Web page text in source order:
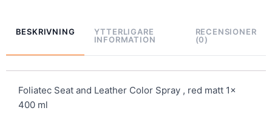
BESKRIVNING
YTTERLIGARE
INFORMATION
RECENSIONER
(0)
Foliatec Seat and Leather Color Spray , red matt 1x
400 ml